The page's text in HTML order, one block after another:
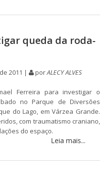
queda da roda-
2011 | porALECY ALVES
Ferreira para investigar o
no Parque de Diversões
do Lago, em Várzea Grande.
com traumatismo craniano,
do espaço.
Leia mais...